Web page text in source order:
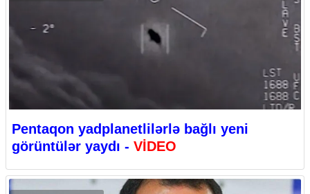
Pentaqon yadplanetlilərlə bağlı yeni
görüntülər yaydı - VİDEO